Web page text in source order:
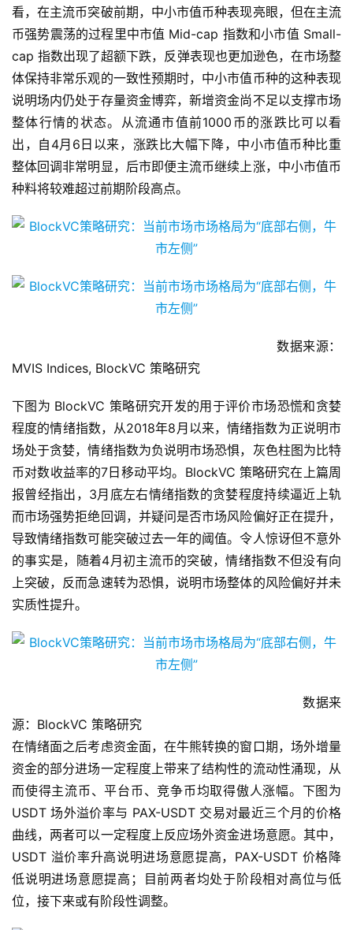
现和主流币的强势已经出现了明显的背离。从 MVIS 指数来
看，在主流币突破前期，中小市值币种表现亮眼，但在主流
币强势震荡的过程里中市值 Mid-cap 指数和小市值 Small-
cap 指数出现了超额下跌，反弹表现也更加逊色，在市场整
体保持非常乐观的一致性预期时，中小市值币种的这种表现
说明场内仍处于存量资金博弈，新增资金尚不足以支撑市场
整体行情的状态。从流通市值前1000币的涨跌比可以看
出，自4月6日以来，涨跌比大幅下降，中小市值币种比重
整体回调非常明显，后市即便主流币继续上涨，中小市值币
数据来源：
下图为 BlockVC 策略研究开发的用于评价市场恐慌和贪婪
程度的情绪指数，从2018年8月以来，情绪指数为正说明市
场处于贪婪，情绪指数为负说明市场恐惧，灰色柱图为比特
币对数收益率的7日移动平均。BlockVC 策略研究在上篇周
报曾经指出，3月底左右情绪指数的贪婪程度持续逼近上轨
而市场强势拒绝回调，并疑问是否市场风险偏好正在提升，
导致情绪指数可能突破过去一年的阈值。令人惊讶但不意外
的事实是，随着4月初主流币的突破，情绪指数不但没有向
上突破，反而急速转为恐惧，说明市场整体的风险偏好并未
数据来
源：BlockVC 策略研究
在情绪面之后考虑资金面，在牛熊转换的窗口期，场外增量
资金的部分进场一定程度上带来了结构性的流动性涌现，从
而使得主流币、平台币、竞争币均取得傲人涨幅。下图为
USDT 场外溢价率与 PAX-USDT 交易对最近三个月的价格
曲线，两者可以一定程度上反应场外资金进场意愿。其中，
USDT 溢价率升高说明进场意愿提高，PAX-USDT 价格降
低说明进场意愿提高；目前两者均处于阶段相对高位与低